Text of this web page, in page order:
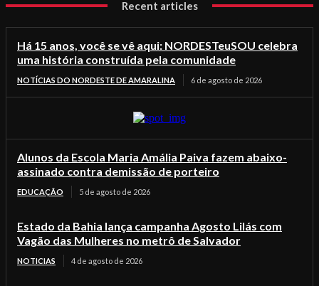
Recent articles
Há 15 anos, você se vê aqui: NORDESTeuSOU celebra
uma história construída pela comunidade
NOTÍCIAS DO NORDESTE DE AMARALINA 6 de agosto de 2026
Alunos da Escola Maria Amália Paiva fazem abaixo-
assinado contra demissão de porteiro
EDUCAÇÃO 5 de agosto de 2026
Estado da Bahia lança campanha Agosto Lilás com
Vagão das Mulheres no metrô de Salvador
NOTICIAS 4 de agosto de 2026